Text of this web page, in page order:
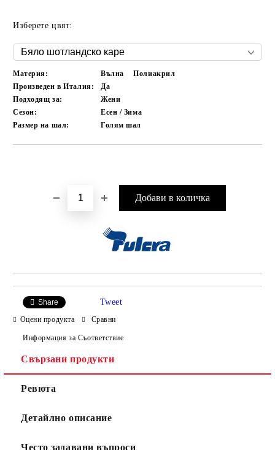
Изберете цвят:
Материя: Вълна
Полиакрил
Произведен в Италия:
Да
Подходящ за:
Жени
Сезон:
Есен / Зима
Размер на шал:
Голям шал
Share Tweet
Оцени продукта Сравни
Информация за Съответствие
Свързани продукти
Ревюта
Детайлно описание
Често задавани въпроси